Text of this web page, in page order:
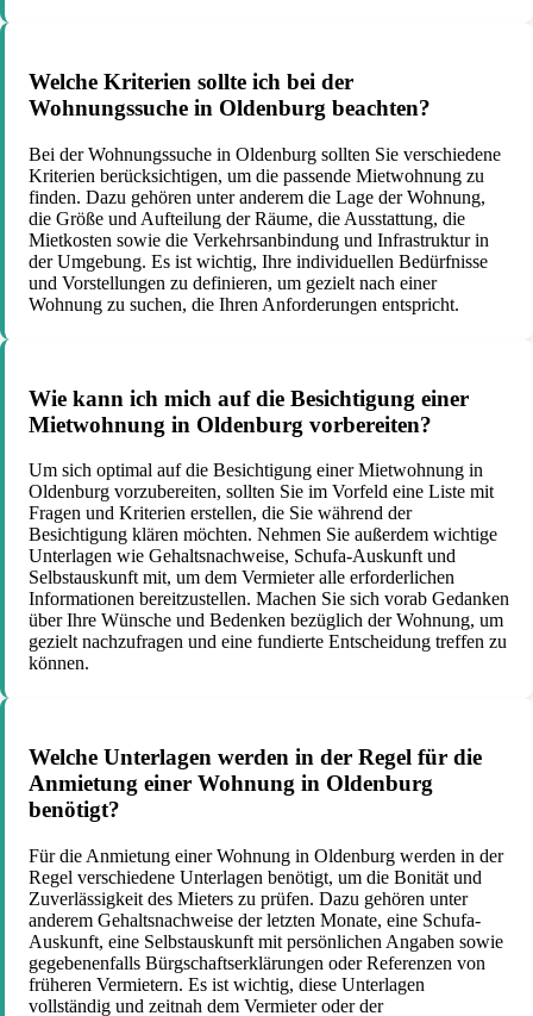
Welche Kriterien sollte ich bei der
Wohnungssuche in Oldenburg beachten?
Bei der Wohnungssuche in Oldenburg sollten Sie verschiedene
Kriterien berücksichtigen, um die passende Mietwohnung zu
finden. Dazu gehören unter anderem die Lage der Wohnung,
die Größe und Aufteilung der Räume, die Ausstattung, die
Mietkosten sowie die Verkehrsanbindung und Infrastruktur in
der Umgebung. Es ist wichtig, Ihre individuellen Bedürfnisse
und Vorstellungen zu definieren, um gezielt nach einer
Wohnung zu suchen, die Ihren Anforderungen entspricht.
Wie kann ich mich auf die Besichtigung einer
Mietwohnung in Oldenburg vorbereiten?
Um sich optimal auf die Besichtigung einer Mietwohnung in
Oldenburg vorzubereiten, sollten Sie im Vorfeld eine Liste mit
Fragen und Kriterien erstellen, die Sie während der
Besichtigung klären möchten. Nehmen Sie außerdem wichtige
Unterlagen wie Gehaltsnachweise, Schufa-Auskunft und
Selbstauskunft mit, um dem Vermieter alle erforderlichen
Informationen bereitzustellen. Machen Sie sich vorab Gedanken
über Ihre Wünsche und Bedenken bezüglich der Wohnung, um
gezielt nachzufragen und eine fundierte Entscheidung treffen zu
können.
Welche Unterlagen werden in der Regel für die
Anmietung einer Wohnung in Oldenburg
benötigt?
Für die Anmietung einer Wohnung in Oldenburg werden in der
Regel verschiedene Unterlagen benötigt, um die Bonität und
Zuverlässigkeit des Mieters zu prüfen. Dazu gehören unter
anderem Gehaltsnachweise der letzten Monate, eine Schufa-
Auskunft, eine Selbstauskunft mit persönlichen Angaben sowie
gegebenenfalls Bürgschaftserklärungen oder Referenzen von
früheren Vermietern. Es ist wichtig, diese Unterlagen
vollständig und zeitnah dem Vermieter oder der